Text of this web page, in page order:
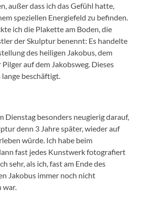
außer dass ich das Gefühl hatte,
speziellen Energiefeld zu befinden.
ich die Plakette am Boden, die
der Skulptur benennt: Es handelte
des heiligen Jakobus, dem
auf dem Jakobsweg. Dieses
beschäftigt.
Dienstag besonders neugierig darauf,
denn 3 Jahre später, wieder auf
würde. Ich habe beim
fast jedes Kunstwerk fotografiert
sehr, als ich, fast am Ende des
Jakobus immer noch nicht
war.